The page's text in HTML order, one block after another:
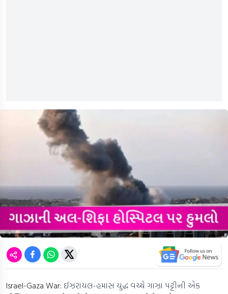
Israel-Gaza War: ઈઝરાયલ-હમાસ યુદ્ધ વચ્ચે ગાઝા પટ્ટીની એક